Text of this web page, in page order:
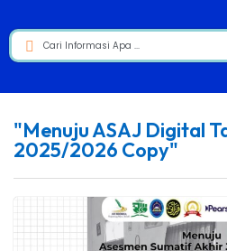
"Menuju ASAJ Digital
2025/2026 Copy"